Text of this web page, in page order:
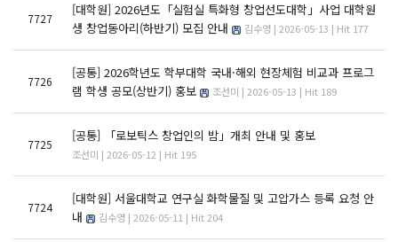
7727
[대학원] 2026년도「실험실 특화형 창업선도대학」사업 대학원
생 창업동아리(하반기) 모집 안내
김수영 | 2026-05-13 | Hit 177
7726
[공통] 2026학년도 학부대학 국내·해외 현장체험 비교과 프로그
램 학생 공모(상반기) 홍보
조선미 | 2026-05-13 | Hit 189
7725
[공통] 「로보틱스 창업인의 밤」개최 안내 및 홍보
조선미 | 2026-05-12 | Hit 195
7724
[대학원] 서울대학교 연구실 화학물질 및 고압가스 등록 요청 안
내
김수영 | 2026-05-11 | Hit 204